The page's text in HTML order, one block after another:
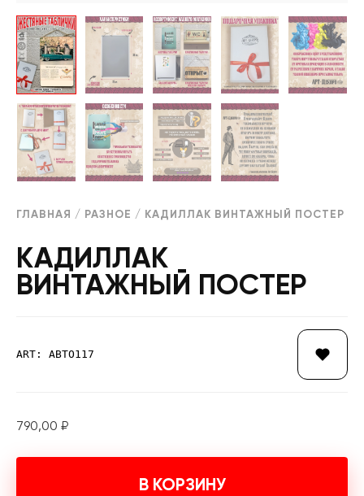
ГЛАВНАЯ / РАЗНОЕ / КАДИЛЛАК ВИНТАЖНЫЙ ПОСТЕР
КАДИЛЛАК
ВИНТАЖНЫЙ ПОСТЕР
ART: АВТО117
790,00 ₽
В КОРЗИНУ